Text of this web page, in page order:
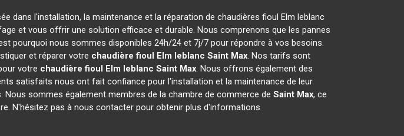
dans l'installation, la maintenance et la réparation de chaudières fioul Elm leblanc
et vous offrir une solution efficace et durable. Nous comprenons que les pannes
pourquoi nous sommes disponibles 24h/24 et 7j/7 pour répondre à vos besoins.
et réparer votre chaudière fioul Elm leblanc Saint Max. Nos tarifs sont
votre chaudière fioul Elm leblanc Saint Max. Nous offrons également des
satisfaits nous ont fait confiance pour l'installation et la maintenance de leur
sommes également membres de la chambre de commerce de Saint Max, ce
N'hésitez pas à nous contacter pour obtenir plus d'informations